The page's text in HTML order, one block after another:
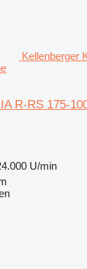
Kellenberger
R-RS 175-
U/min